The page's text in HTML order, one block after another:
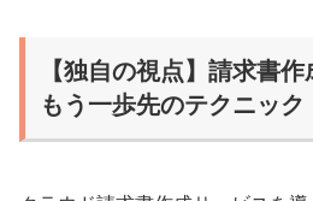
【独自の視点】請求書作
もう一歩先のテクニック